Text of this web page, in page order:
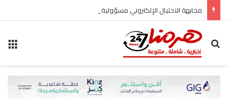
مجابهة الاحتيال الإلكتروني مسؤولية مشتركة
بحث عن